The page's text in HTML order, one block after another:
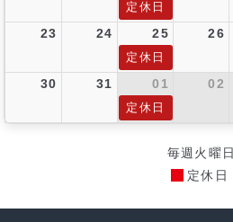
定休日
23 24 25 26
定休日
30 31 01 02
定休日
毎週火曜日
定休日